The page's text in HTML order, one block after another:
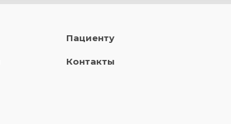
Пациенту
Контакты